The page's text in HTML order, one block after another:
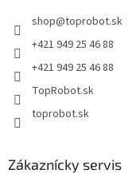
shop@toprobot.sk
+421 949 25 46 88
+421 949 25 46 88
TopRobot.sk
toprobot.sk
Zákaznícky servis